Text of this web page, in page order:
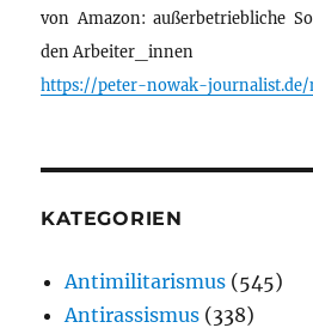
von Amazon: außerbetriebliche
den Arbeiter_innen
https://peter-nowak-
KATEGORIEN
Antimilitarismus (545)
Antirassismus (338)